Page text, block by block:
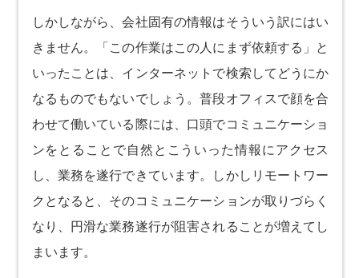
しかしながら、会社固有の情報はそういう訳にはい
きません。「この作業はこの人にまず依頼する」と
いったことは、インターネットで検索してどうにか
なるものでもないでしょう。普段オフィスで顔を合
わせて働いている際には、口頭でコミュニケーショ
ンをとることで自然とこういった情報にアクセス
し、業務を遂行できています。しかしリモートワー
クとなると、そのコミュニケーションが取りづらく
なり、円滑な業務遂行が阻害されることが増えてし
まいます。